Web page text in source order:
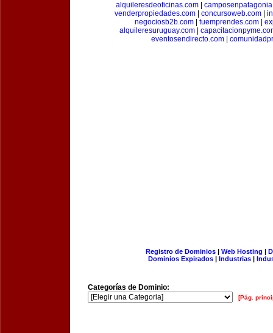
alquileresdeoficinas.com
venderpropiedades.com
concursoweb.com
negociosb2b.com| tuemprendes.com|
alquileresuruguay.com
eventosendirecto.com|
Registro de Dominios| Web Hosting |
Dominios Expirados | Industrias |
Categorías de Dominio:
[Pág.